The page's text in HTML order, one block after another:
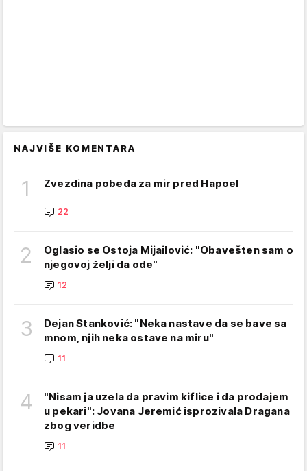
NAJVIŠE KOMENTARA
1 Zvezdina pobeda za mir pred Hapoel
22
2
Oglasio se Ostoja Mijailović: "Obavešten sam o
njegovoj želji da ode"
12
3
Dejan Stanković: "Neka nastave da se bave sa
mnom, njih neka ostave na miru"
11
4
"Nisam ja uzela da pravim kiflice i da prodajem
u pekari": Jovana Jeremić isprozivala Dragana
zbog veridbe
11